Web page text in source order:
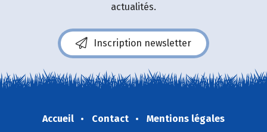
actualités.
Inscription newsletter
Accueil Contact
Mentions légales